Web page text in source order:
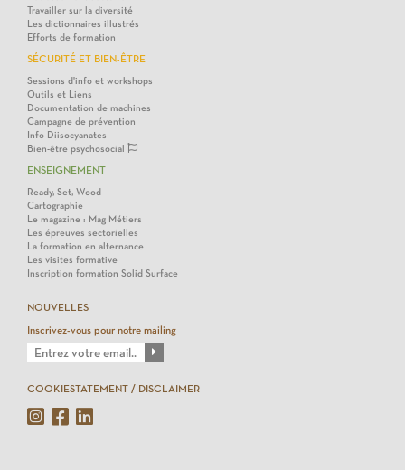
Travailler sur la diversité
Les dictionnaires illustrés
Efforts de formation
SÉCURITÉ ET BIEN-ÊTRE
Sessions d'info et workshops
Outils et Liens
Documentation de machines
Campagne de prévention
Info Diisocyanates
Bien-être psychosocial
ENSEIGNEMENT
Ready, Set, Wood
Cartographie
Le magazine : Mag Métiers
Les épreuves sectorielles
La formation en alternance
Les visites formative
Inscription formation Solid Surface
NOUVELLES
Inscrivez-vous pour notre mailing
COOKIESTATEMENT / DISCLAIMER